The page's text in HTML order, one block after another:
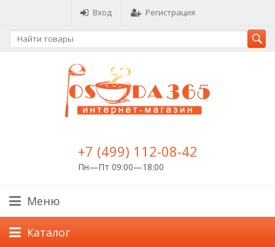
Вход Регистрация
+7 (499) 112-08-42
Пн—Пт 09:00—18:00
Меню
Каталог